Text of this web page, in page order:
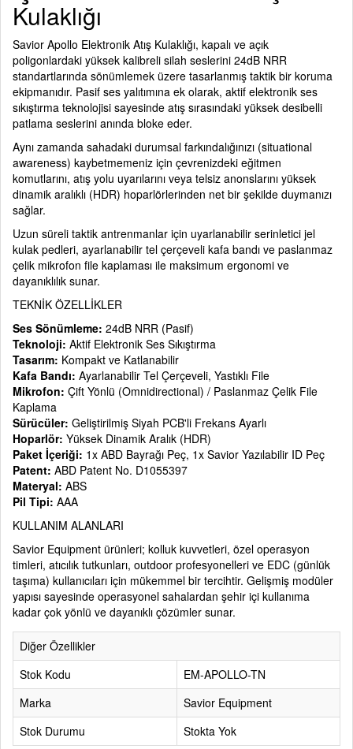
Kulaklığı
Savior Apollo Elektronik Atış Kulaklığı, kapalı ve açık
poligonlardaki yüksek kalibreli silah seslerini 24dB NRR
standartlarında sönümlemek üzere tasarlanmış taktik bir koruma
ekipmanıdır. Pasif ses yalıtımına ek olarak, aktif elektronik ses
sıkıştırma teknolojisi sayesinde atış sırasındaki yüksek desibelli
patlama seslerini anında bloke eder.
Aynı zamanda sahadaki durumsal farkındalığınızı (situational
awareness) kaybetmemeniz için çevrenizdeki eğitmen
komutlarını, atış yolu uyarılarını veya telsiz anonslarını yüksek
dinamik aralıklı (HDR) hoparlörlerinden net bir şekilde duymanızı
sağlar.
Uzun süreli taktik antrenmanlar için uyarlanabilir serinletici jel
kulak pedleri, ayarlanabilir tel çerçeveli kafa bandı ve paslanmaz
çelik mikrofon file kaplaması ile maksimum ergonomi ve
dayanıklılık sunar.
TEKNİK ÖZELLİKLER
Ses Sönümleme: 24dB NRR (Pasif)
Teknoloji: Aktif Elektronik Ses Sıkıştırma
Tasarım: Kompakt ve Katlanabilir
Kafa Bandı: Ayarlanabilir Tel Çerçeveli, Yastıklı File
Mikrofon: Çift Yönlü (Omnidirectional) / Paslanmaz Çelik File
Kaplama
Sürücüler: Geliştirilmiş Siyah PCB'li Frekans Ayarlı
Hoparlör: Yüksek Dinamik Aralık (HDR)
Paket İçeriği: 1x ABD Bayrağı Peç, 1x Savior Yazılabilir ID Peç
Patent: ABD Patent No. D1055397
Materyal: ABS
Pil Tipi: AAA
KULLANIM ALANLARI
Savior Equipment ürünleri; kolluk kuvvetleri, özel operasyon
timleri, atıcılık tutkunları, outdoor profesyonelleri ve EDC (günlük
taşıma) kullanıcıları için mükemmel bir tercihtir. Gelişmiş modüler
yapısı sayesinde operasyonel sahalardan şehir içi kullanıma
kadar çok yönlü ve dayanıklı çözümler sunar.
Diğer Özellikler
Stok Kodu
EM-APOLLO-TN
Marka
Savior Equipment
Stok Durumu
Stokta Yok